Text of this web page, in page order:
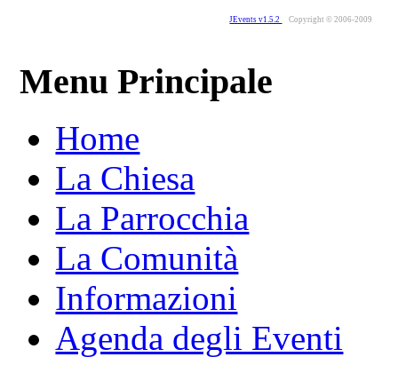
JEvents v1.5.2 Copyright © 2006-2009
Menu Principale
Home
La Chiesa
La Parrocchia
La Comunità
Informazioni
Agenda degli Eventi